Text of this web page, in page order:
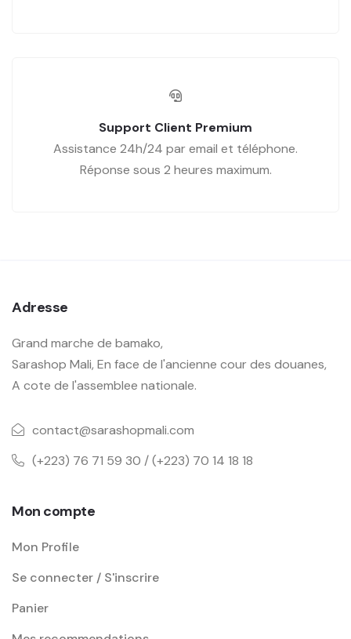
Support Client Premium
Assistance 24h/24 par email et téléphone.
Réponse sous 2 heures maximum.
Adresse
Grand marche de bamako,
Sarashop Mali, En face de l'ancienne cour des douanes,
A cote de l'assemblee nationale.
contact@sarashopmali.com
(+223) 76 71 59 30 / (+223) 70 14 18 18
Mon compte
Mon Profile
Se connecter / S'inscrire
Panier